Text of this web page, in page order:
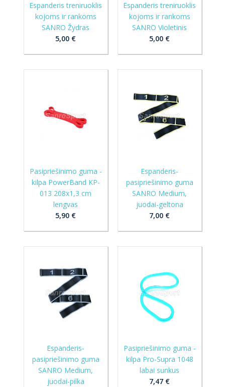
Espanderis treniruoklis
kojoms ir rankoms
SANRO Žydras
5,00 €
Espanderis treniruoklis
kojoms ir rankoms
SANRO Violetinis
5,00 €
Pasipriešinimo guma -
kilpa PowerBand KP-
013 208x1,3 cm
lengvas
5,90 €
Espanderis-
pasipriešinimo guma
SANRO Medium,
juodai-geltona
7,00 €
Espanderis-
pasipriešinimo guma
SANRO Medium,
juodai-pilka
Pasipriešinimo guma -
kilpa Pro-Supra 1048
labai sunkus
7,47 €